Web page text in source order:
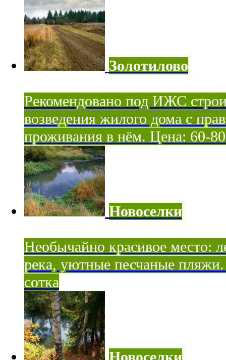
Золотилово
Рекомендовано под ИЖС
возведения жилого дома с
проживания в нём. Цена: 60-80
Новоселки
Необычайно красивое место:
река, уютные песчаные
сотка